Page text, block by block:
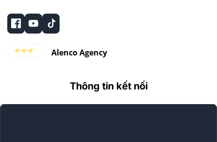
Alenco Agency
Thông tin kết nối